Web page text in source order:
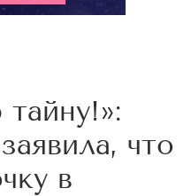
что
в